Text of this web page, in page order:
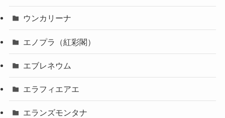
ウンカリーナ
エノプラ（紅彩閣）
エブレネウム
エラフィエアエ
エランズモンタナ